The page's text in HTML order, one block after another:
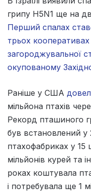
грипу H5N1 ще на
Перший спалах
трьох кооперативах
загороджувальної
окупованому
Раніше у США
мільйона птахів
Рекорд пташиного
був встановлений у
птахофабриках у 15
мільйонів курей та
роках коштувала
і потребувала ще 1